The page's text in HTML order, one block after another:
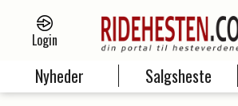
Login
Nyheder Salgsheste